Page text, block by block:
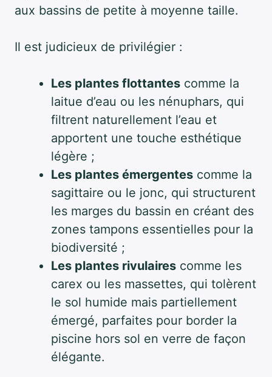
aux bassins de petite à moyenne taille.
Il est judicieux de privilégier :
Les plantes flottantes comme la
laitue d’eau ou les nénuphars, qui
filtrent naturellement l’eau et
apportent une touche esthétique
légère ;
Les plantes émergentes comme la
sagittaire ou le jonc, qui structurent
les marges du bassin en créant des
zones tampons essentielles pour la
biodiversité ;
Les plantes rivulaires comme les
carex ou les massettes, qui tolèrent
le sol humide mais partiellement
émergé, parfaites pour border la
piscine hors sol en verre de façon
élégante.